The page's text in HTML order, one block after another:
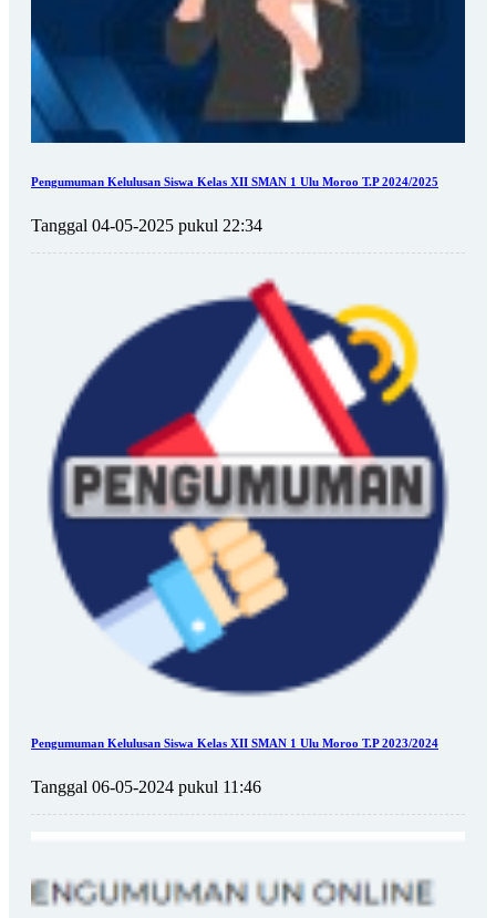
Pengumuman Kelulusan Siswa Kelas XII SMAN 1 Ulu Moroo T.P 2024/2025
Tanggal 04-05-2025 pukul 22:34
Pengumuman Kelulusan Siswa Kelas XII SMAN 1 Ulu Moroo T.P 2023/2024
Tanggal 06-05-2024 pukul 11:46